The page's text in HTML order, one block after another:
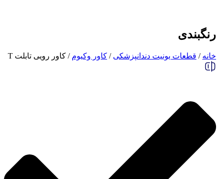
رنگبندی
خانه / قطعات یونیت دندانپزشکی / کاور وکیوم / کاور رویی تابلت T